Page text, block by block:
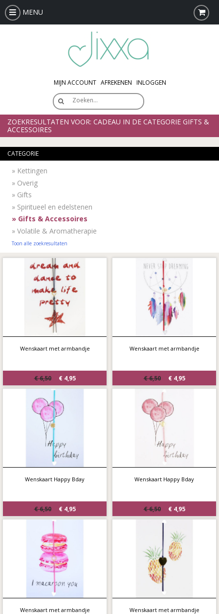
MENU
MIJN ACCOUNT AFREKENEN INLOGGEN
Zoeken…
ZOEKRESULTATEN VOOR: CADEAU IN DE CATEGORIE GIFTS &
ACCESSOIRES
CATEGORIE
» Kettingen
» Overig
» Gifts
» Spiritueel en edelstenen
» Gifts & Accessoires
» Volatile & Aromatherapie
Toon alle zoekresultaten
Wenskaart met armbandje
€ 6,50 € 4,95
Wenskaart met armbandje
€ 6,50 € 4,95
Wenskaart Happy Bday
€ 6,50 € 4,95
Wenskaart Happy Bday
€ 6,50 € 4,95
Wenskaart met armbandje Wenskaart met armbandje